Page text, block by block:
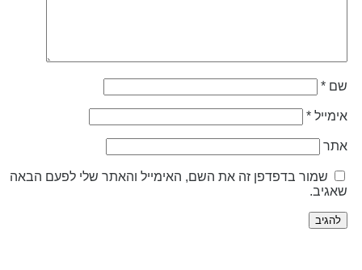
*
*
שמור בדפדפן זה את השם, האימייל והאתר שלי לפעם הבאה